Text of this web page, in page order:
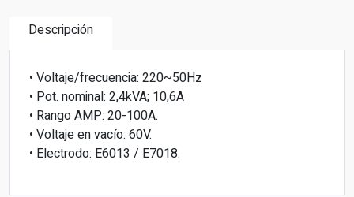
Descripción
• Voltaje/frecuencia: 220~50Hz
• Pot. nominal: 2,4kVA; 10,6A
• Rango AMP: 20-100A.
• Voltaje en vacío: 60V.
• Electrodo: E6013 / E7018.